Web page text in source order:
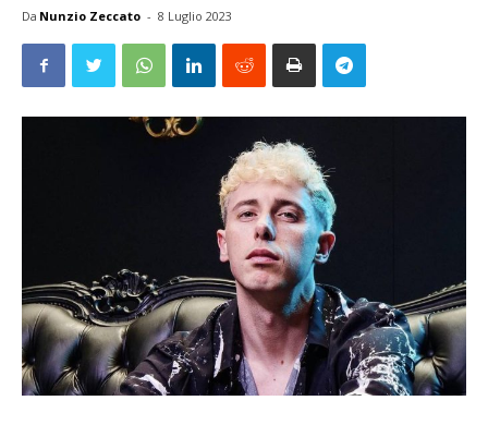
Da Nunzio Zeccato - 8 Luglio 2023